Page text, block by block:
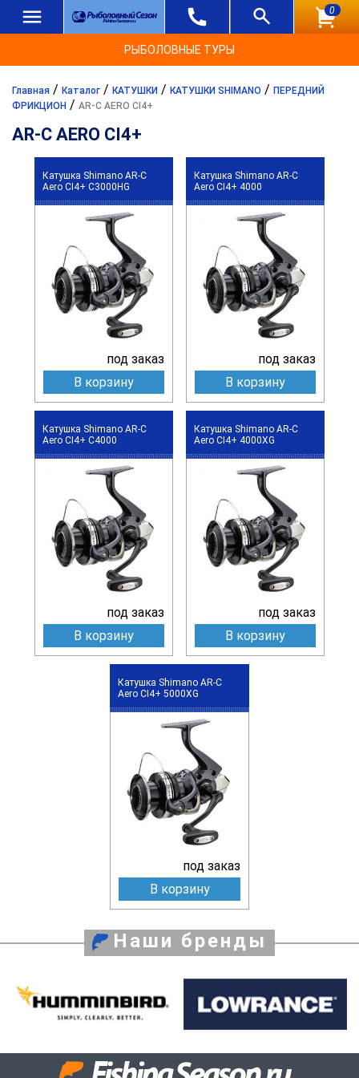
0
РЫБОЛОВНЫЕ ТУРЫ
Главная / Каталог / КАТУШКИ / КАТУШКИ SHIMANO / ПЕРЕДНИЙ
ФРИКЦИОН / AR-C AERO CI4+
AR-C AERO CI4+
Катушка Shimano AR-C
Aero CI4+ C3000HG
под заказ
В корзину
Катушка Shimano AR-C
Aero CI4+ 4000
под заказ
В корзину
Катушка Shimano AR-C
Aero CI4+ C4000
под заказ
В корзину
Катушка Shimano AR-C
Aero CI4+ 4000XG
под заказ
В корзину
Катушка Shimano AR-C
Aero CI4+ 5000XG
под заказ
В корзину
Наши бренды